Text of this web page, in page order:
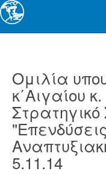
Ομιλία
κ΄Αιγαίου
Στρατηγικό
5.11.14